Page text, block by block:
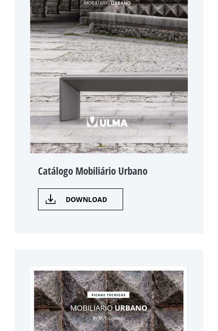
Catálogo Mobiliário Urbano
DOWNLOAD